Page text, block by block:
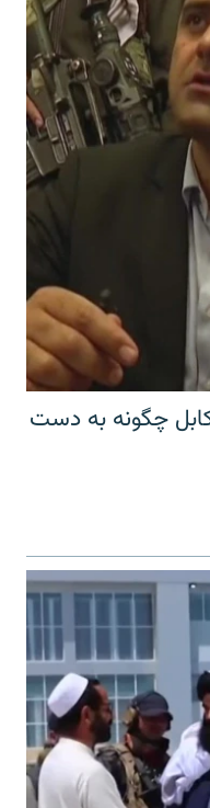
چگونه به دست